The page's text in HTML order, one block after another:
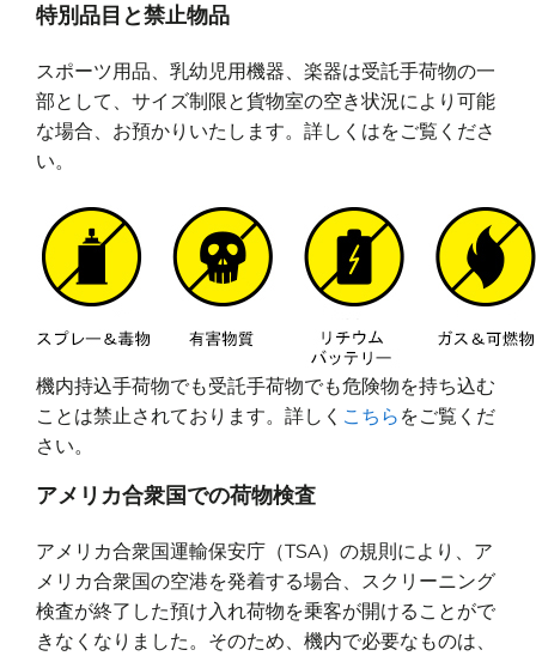
特別品目と禁止物品
スポーツ用品、乳幼児用機器、楽器は受託手荷物の一
部として、サイズ制限と貨物室の空き状況により可能
な場合、お預かりいたします。詳しくはをご覧くださ
い。
機内持込手荷物でも受託手荷物でも危険物を持ち込む
ことは禁止されております。詳しく こちら をご覧くだ
さい。
アメリカ合衆国での荷物検査
アメリカ合衆国運輸保安庁（TSA）の規則により、ア
メリカ合衆国の空港を発着する場合、スクリーニング
検査が終了した預け入れ荷物を乗客が開けることがで
きなくなりました。そのため、機内で必要なものは、